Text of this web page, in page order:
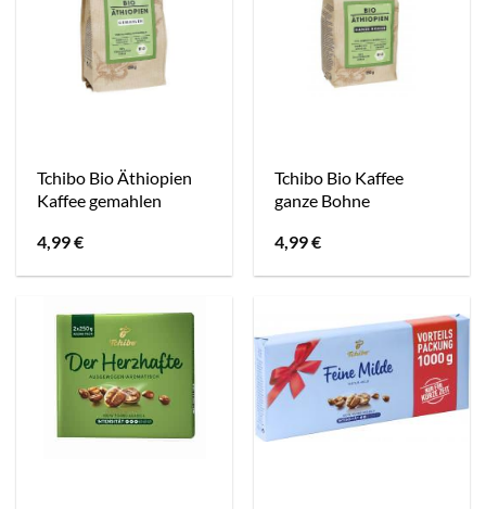
Tchibo Bio Äthiopien
Kaffee gemahlen
4,99€
Tchibo Bio Kaffee
ganze Bohne
4,99€